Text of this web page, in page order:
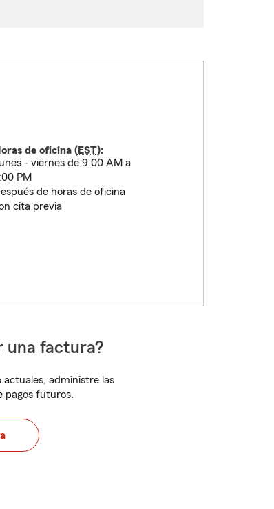
de oficina (EST):
- viernes de 9:00 AM a
PM
de horas de oficina
cita previa
una factura?
actuales, administre las
pagos futuros.